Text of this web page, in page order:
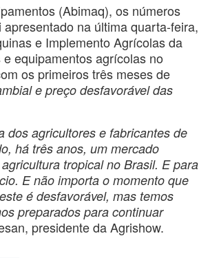
(Abimaq), os números
na última quarta-feira,
e Implemento Agrícolas da
equipamentos agrícolas no
os primeiros três meses de
e preço desfavorável das
dos agricultores e fabricantes de
há três anos, um mercado
tropical no Brasil. E para
E não importa o momento que
é desfavorável, mas temos
preparados para continuar
presidente da Agrishow.